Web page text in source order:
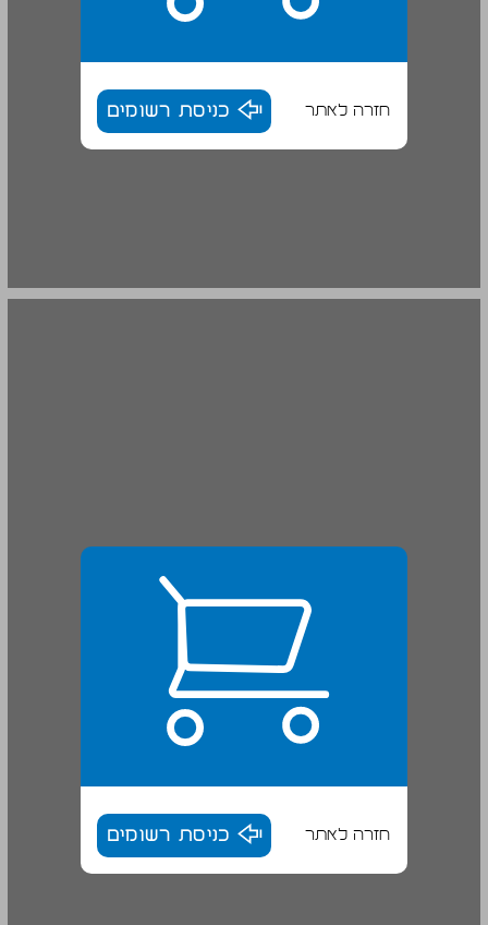
חזרה לאתר כניסת רשומים
חזרה לאתר כניסת רשומים